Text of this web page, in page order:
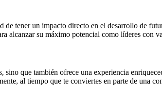
de tener un impacto directo en el desarrollo de
alcanzar su máximo potencial como líderes con
que también ofrece una experiencia
al tiempo que te conviertes en parte de una